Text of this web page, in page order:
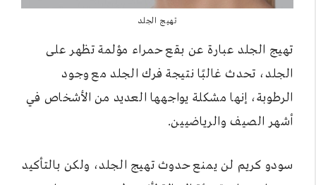
تهيج الجلد
تهيج الجلد عبارة عن بقع حمراء مؤلمة تظهر على
الجلد، تحدث غالبًا نتيجة فرك الجلد مع وجود
الرطوبة، إنها مشكلة يواجهها العديد من الأشخاص في
أشهر الصيف والرياضيين.
سودو كريم لن يمنع حدوث تهيج الجلد، ولكن بالتأكيد